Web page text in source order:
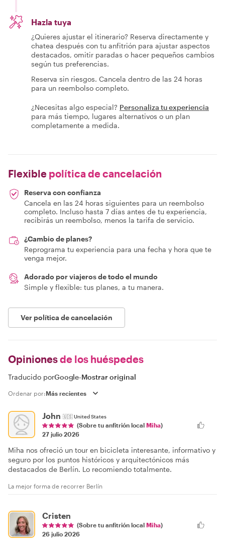
Hazla tuya
¿Quieres ajustar el itinerario? Reserva directamente y
chatea después con tu anfitrión para ajustar aspectos
destacados, omitir paradas o hacer pequeños cambios
según tus preferencias.
Reserva sin riesgos. Cancela dentro de las 24 horas
para un reembolso completo.
¿Necesitas algo especial? Personaliza tu experiencia
para más tiempo, lugares alternativos o un plan
completamente a medida.
Flexible política de cancelación
Reserva con confianza
Cancela en las 24 horas siguientes para un reembolso
completo. Incluso hasta 7 días antes de tu experiencia,
recibirás un reembolso, menos la tarifa de servicio.
¿Cambio de planes?
Reprograma tu experiencia para una fecha y hora que te
venga mejor.
Adorado por viajeros de todo el mundo
Simple y flexible: tus planes, a tu manera.
Ver política de cancelación
Opinionesde los huéspedes
Traducido porGoogle-Mostrar original
Ordenar por:
John 🇺🇸United States
(Sobre tu anfitrión local Miha)
27 julio 2026
Miha nos ofreció un tour en bicicleta interesante, informativo y
seguro por los puntos históricos y arquitectónicos más
destacados de Berlín. Lo recomiendo totalmente.
La mejor forma de recorrer Berlín
Cristen
(Sobre tu anfitrión local Miha)
26 julio 2026